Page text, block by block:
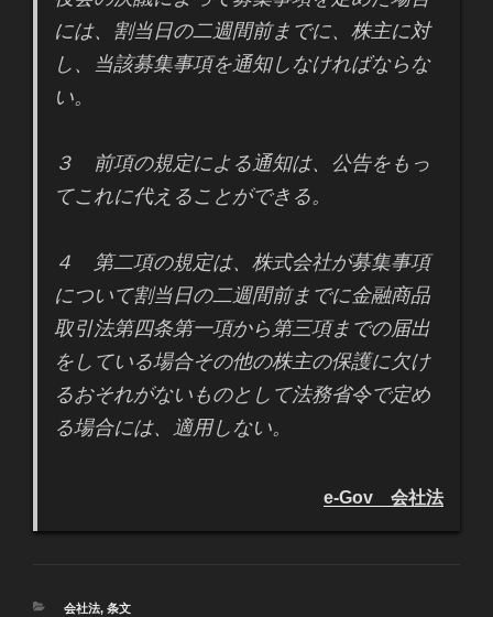
には、割当日の二週間前までに、株主に対
し、当該募集事項を通知しなければならな
い。
３ 前項の規定による通知は、公告をもっ
てこれに代えることができる。
４ 第二項の規定は、株式会社が募集事項
について割当日の二週間前までに金融商品
取引法第四条第一項から第三項までの届出
をしている場合その他の株主の保護に欠け
るおそれがないものとして法務省令で定め
る場合には、適用しない。
e-Gov 会社法
カ
会社法, 条文